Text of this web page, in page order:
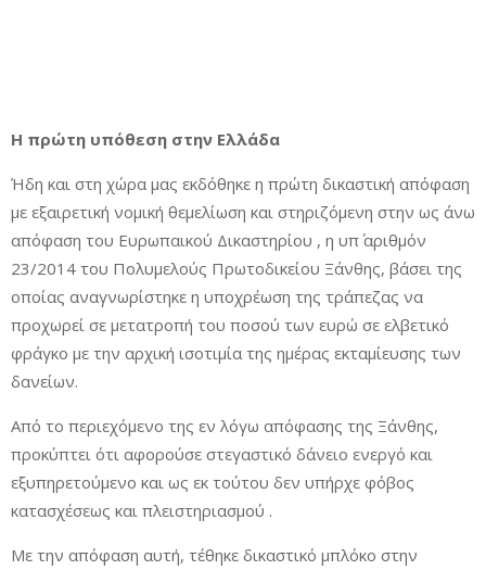
Η πρώτη υπόθεση στην Ελλάδα
Ήδη και στη χώρα μας εκδόθηκε η πρώτη δικαστική απόφαση
με εξαιρετική νομική θεμελίωση και στηριζόμενη στην ως άνω
απόφαση του Ευρωπαικού Δικαστηρίου , η υπ΄ αριθμόν
23/2014 του Πολυμελούς Πρωτοδικείου Ξάνθης, βάσει της
οποίας αναγνωρίστηκε η υποχρέωση της τράπεζας να
προχωρεί σε μετατροπή του ποσού των ευρώ σε ελβετικό
φράγκο με την αρχική ισοτιμία της ημέρας εκταμίευσης των
δανείων.
Από το περιεχόμενο της εν λόγω απόφασης της Ξάνθης,
προκύπτει ότι αφορούσε στεγαστικό δάνειο ενεργό και
εξυπηρετούμενο και ως εκ τούτου δεν υπήρχε φόβος
κατασχέσεως και πλειστηριασμού .
Με την απόφαση αυτή, τέθηκε δικαστικό μπλόκο στην